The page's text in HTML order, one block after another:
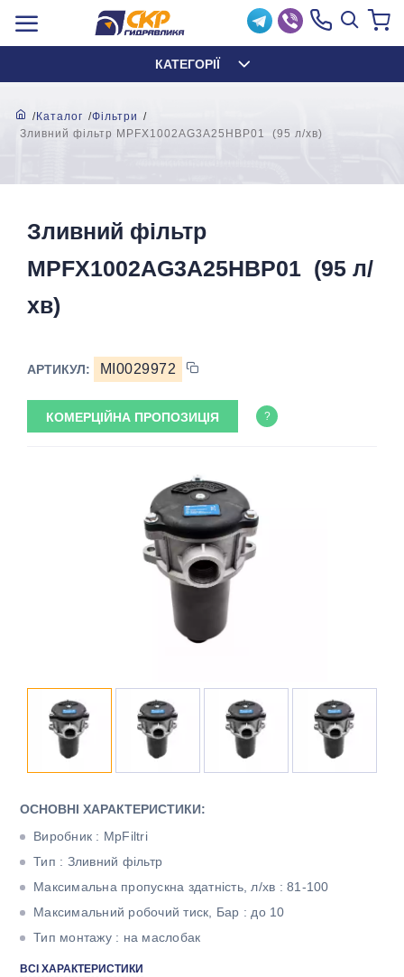
КАТЕГОРІЇ
Каталог
Фільтри
Зливний фільтр MPFX1002AG3A25HBP01 (95 л/хв)
Зливний фільтр
MPFX1002AG3A25HBP01 (95 л/
хв)
АРТИКУЛ: MI0029972
КОМЕРЦІЙНА ПРОПОЗИЦІЯ ?
ОСНОВНІ ХАРАКТЕРИСТИКИ:
Виробник : MpFiltri
Тип : Зливний фільтр
Максимальна пропускна здатність, л/хв : 81-100
Максимальний робочий тиск, Бар : до 10
Тип монтажу : на маслобак
Тонкість фільтрації, мкм : 25
ВСІ ХАРАКТЕРИСТИКИ